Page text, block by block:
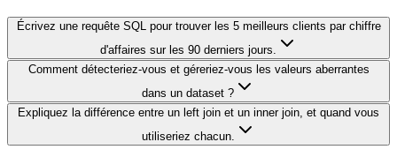
Écrivez une requête SQL pour trouver les 5 meilleurs clients par chiffre
d'affaires sur les 90 derniers jours.
Comment détecteriez-vous et géreriez-vous les valeurs aberrantes
dans un dataset ?
Expliquez la différence entre un left join et un inner join, et quand vous
utiliseriez chacun.